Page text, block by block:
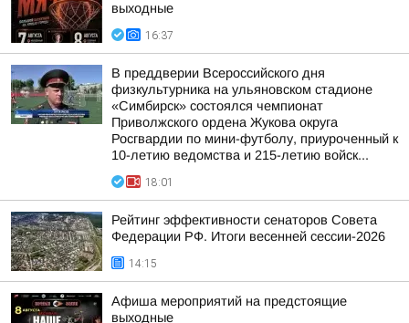
выходные
16:37
В преддверии Всероссийского дня
физкультурника на ульяновском стадионе
«Симбирск» состоялся чемпионат
Приволжского ордена Жукова округа
Росгвардии по мини-футболу, приуроченный к
10-летию ведомства и 215-летию войск...
18:01
Рейтинг эффективности сенаторов Совета
Федерации РФ. Итоги весенней сессии-2026
14:15
Афиша мероприятий на предстоящие
выходные